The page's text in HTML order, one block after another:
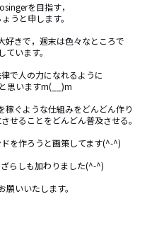
を目指す，
うと申します。
好きで，週末は色々なところで
ています。
で人の力になれるように
思いますm(__)m
稼ぐような仕組みをどんどん作り
せることをどんどん普及させる。
を作ろうと画策してます(^-^)
らしも加わりました(^-^)
願いいたします。